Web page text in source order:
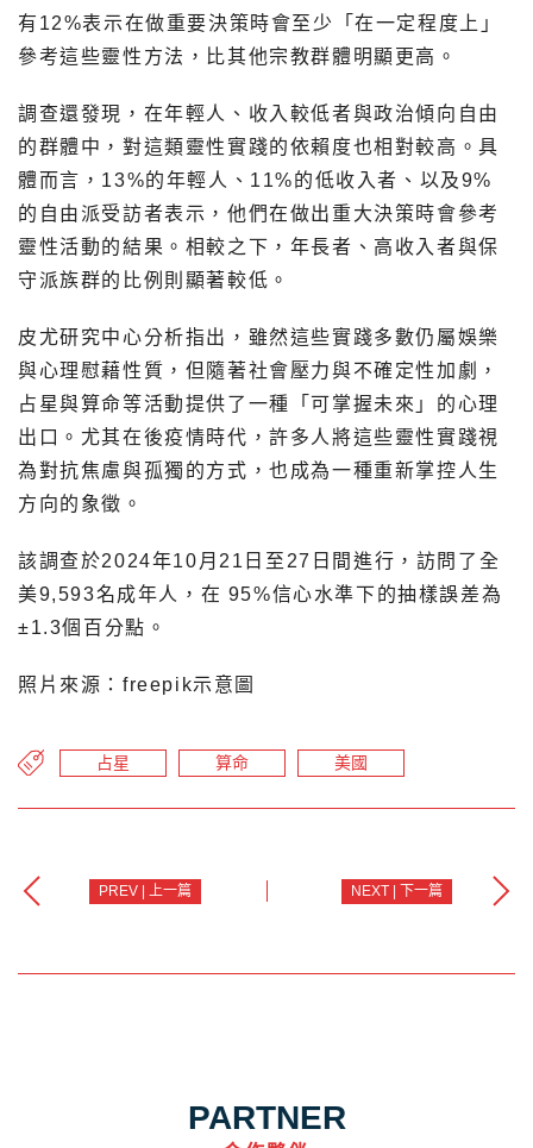
有12%表示在做重要決策時會至少「在一定程度上」
參考這些靈性方法，比其他宗教群體明顯更高。
調查還發現，在年輕人、收入較低者與政治傾向自由
的群體中，對這類靈性實踐的依賴度也相對較高。具
體而言，13%的年輕人、11%的低收入者、以及9%
的自由派受訪者表示，他們在做出重大決策時會參考
靈性活動的結果。相較之下，年長者、高收入者與保
守派族群的比例則顯著較低。
皮尤研究中心分析指出，雖然這些實踐多數仍屬娛樂
與心理慰藉性質，但隨著社會壓力與不確定性加劇，
占星與算命等活動提供了一種「可掌握未來」的心理
出口。尤其在後疫情時代，許多人將這些靈性實踐視
為對抗焦慮與孤獨的方式，也成為一種重新掌控人生
方向的象徵。
該調查於2024年10月21日至27日間進行，訪問了全
美9,593名成年人，在 95%信心水準下的抽樣誤差為
±1.3個百分點。
照片來源：freepik示意圖
占星 算命 美國
PREV | 上一篇 NEXT | 下一篇
PARTNER